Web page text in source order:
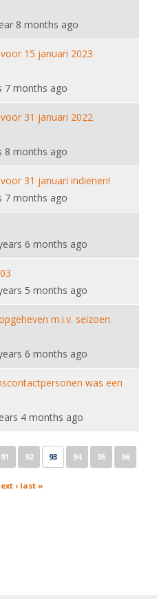
8 months ago
15 januari 2023
7 months ago
31 januari 2022
8 months ago
31 januari indienen!
7 months ago
6 months ago
5 months ago
m.i.v. seizoen
6 months ago
was een
4 months ago
91 92 93 94 95 96
› last »